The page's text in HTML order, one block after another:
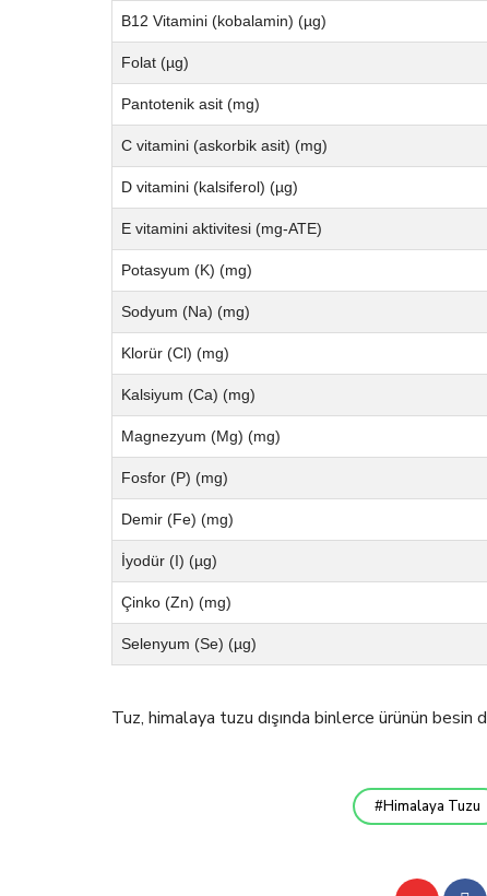
B12 Vitamini (kobalamin) (µg)
Folat (µg)
Pantotenik asit (mg)
C vitamini (askorbik asit) (mg)
D vitamini (kalsiferol) (µg)
E vitamini aktivitesi (mg-ATE)
Potasyum (K) (mg)
Sodyum (Na) (mg)
Klorür (Cl) (mg)
Kalsiyum (Ca) (mg)
Magnezyum (Mg) (mg)
Fosfor (P) (mg)
Demir (Fe) (mg)
İyodür (I) (µg)
Çinko (Zn) (mg)
Selenyum (Se) (µg)
Tuz, himalaya tuzu dışında binlerce ürünün
Himalaya Tuzu